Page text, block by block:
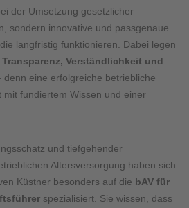
der Umsetzung gesetzlicher
sondern innovative und passgenaue
langfristig funktionieren. Dabei legen
Transparenz, Verständlichkeit und
denn eine erfolgreiche betriebliche
fundiertem Wissen und einer
und tiefgehender
Altersversorgung haben sich
Küstner besonders auf die bAV für
spezialisiert. Sie wissen, dass